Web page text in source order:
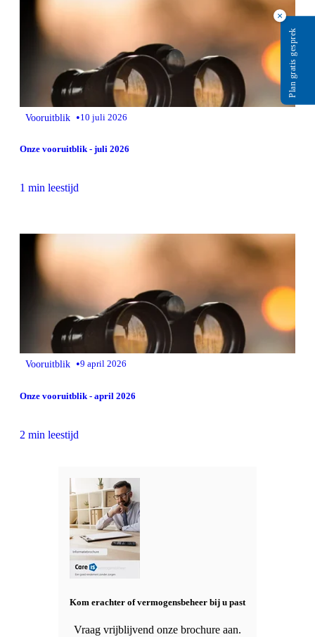
Vooruitblik •10 juli 2026
Onze vooruitblik - juli 2026
1 min leestijd
Vooruitblik •9 april 2026
Onze vooruitblik - april 2026
2 min leestijd
Kom erachter of vermogensbeheer bij u past
Vraag vrijblijvend onze brochure aan.
×
Plan gratis gesprek